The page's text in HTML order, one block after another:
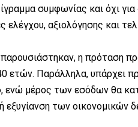
συμφωνίας και όχι
ελέγχου, αξιολόγησης και
η πρόταση
ετών. Παράλληλα, υπάρχει
μέρος των εσόδων θα
εξυγίανση των οικονομικών